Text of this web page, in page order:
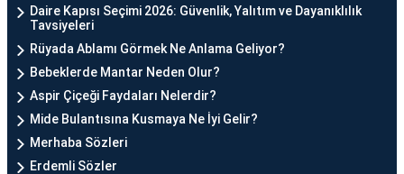
Daire Kapısı Seçimi 2026: Güvenlik, Yalıtım ve Dayanıklılık
Tavsiyeleri
Rüyada Ablamı Görmek Ne Anlama Geliyor?
Bebeklerde Mantar Neden Olur?
Aspir Çiçeği Faydaları Nelerdir?
Mide Bulantısına Kusmaya Ne İyi Gelir?
Merhaba Sözleri
Erdemli Sözler